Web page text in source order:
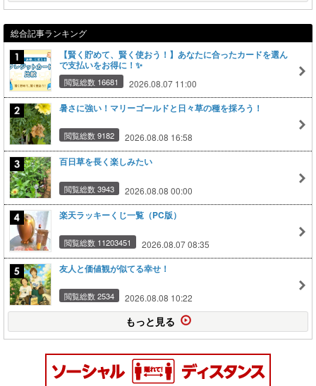
総合記事ランキング
【賢く貯めて、賢く使おう！】あなたに合ったカードを選ん
で支払いをお得に！✨
閲覧総数 16681 2026.08.07 11:00
暑さに強い！マリーゴールドと日々草の種を採ろう！
閲覧総数 9182 2026.08.08 16:58
百日草を長く楽しみたい
閲覧総数 3943 2026.08.08 00:00
楽天ラッキーくじ一覧（PC版）
閲覧総数 11203451 2026.08.07 08:35
友人と価値観が似てる幸せ！
閲覧総数 2534 2026.08.08 10:22
もっと見る